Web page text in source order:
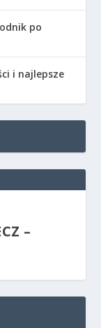
po
i najlepsze
–